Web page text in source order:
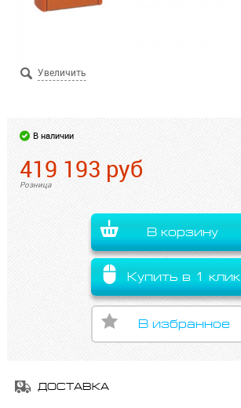
В наличии
419 193 руб
Розница
В корзину
Купить в 1 клик
В избранное
ДОСТАВКА